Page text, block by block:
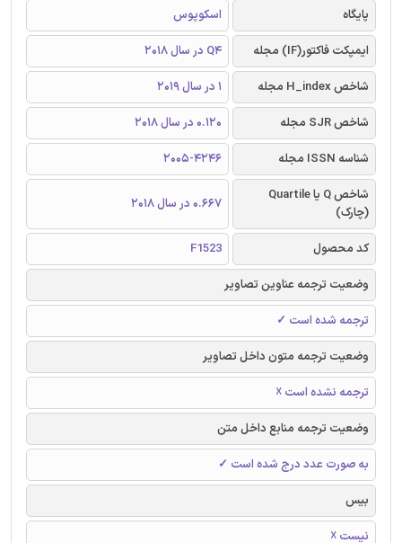
پایگاه
اسکوپوس
ایمپکت فاکتور(IF) مجله
Q4 در سال 2018
شاخص H_index مجله
1 در سال 2019
شاخص SJR مجله
0.120 در سال 2018
شناسه ISSN مجله
2005-4246
شاخص Q یا Quartile
(چارک)
0.667 در سال 2018
کد محصول
F1523
وضعیت ترجمه عناوین تصاویر
ترجمه شده است ✓
وضعیت ترجمه متون داخل تصاویر
ترجمه نشده است ☓
وضعیت ترجمه منابع داخل متن
به صورت عدد درج شده است ✓
بیس
نیست ☓